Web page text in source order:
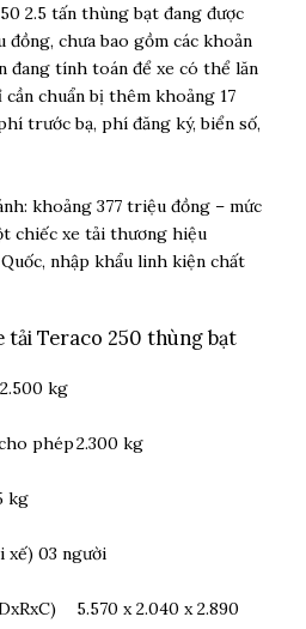
2.5 tấn thùng bạt đang được
chưa bao gồm các khoản
đang tính toán để xe có thể lăn
chuẩn bị thêm khoảng 17
trước bạ, phí đăng ký, biển số,
khoảng 377 triệu đồng – mức
chiếc xe tải thương hiệu
nhập khẩu linh kiện chất
tải Teraco 250 thùng bạt
2.500 kg
phép2.300 kg
kg
xế) 03 người
5.570 x 2.040 x 2.890